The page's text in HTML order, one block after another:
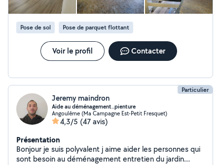
Pose de sol Pose de parquet flottant
Voir le profil Contacter
Particulier
Jeremy maindron
Aide au déménagement..pienture
Angoulême (Ma Campagne Est-Petit Fresquet)
4,3/5 (47 avis)
Présentation
Bonjour je suis polyvalent j aime aider les personnes qui
sont besoin au déménagement entretien du jardin